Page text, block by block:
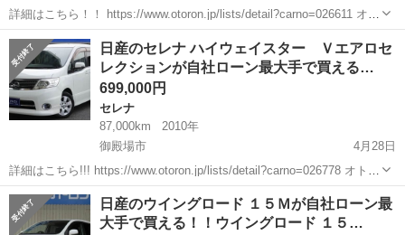
詳細はこちら！！ https://www.otoron.jp/lists/detail?carno=026611 オト
ロンの自社ローンは金利無し！！！ 他社で断られた方でも、自己破
産、債務整理、ローンブラックの...
静岡 御殿場市 オトロン
日産のセレナ ハイウェイスター Ｖエアロセ
レクションが自社ローン最大手で買える…
699,000円
セレナ
87,000km
2010年
御殿場市
4月28日
詳細はこちら!!! https://www.otoron.jp/lists/detail?carno=026778 オトロ
ンの自社ローンは金利無し！！！ 他社で断られた方でも、自己破産、
債務整理、ローンブラック...
静岡 御殿場市 セレナ
日産のウイングロード １５Ｍが自社ローン最
大手で買える！！ウイングロード １５…